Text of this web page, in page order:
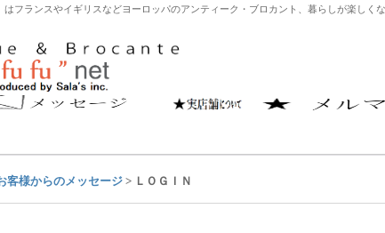
はフランスやイギリスなどヨーロッパのアンティーク・ブロカント、暮らしが楽し
客様からのメッセージ> ＬＯＧＩＮ